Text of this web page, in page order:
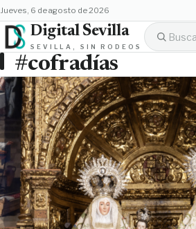
jueves, 6 de agosto de 2026
Digital Sevilla
SEVILLA, SIN RODEOS
#cofradías